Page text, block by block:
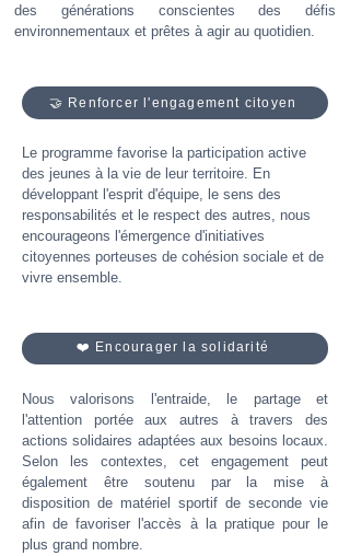
des générations conscientes des défis
environnementaux et prêtes à agir au quotidien.
🤝 Renforcer l'engagement citoyen
Le programme favorise la participation active
des jeunes à la vie de leur territoire. En
développant l'esprit d'équipe, le sens des
responsabilités et le respect des autres, nous
encourageons l'émergence d'initiatives
citoyennes porteuses de cohésion sociale et de
vivre ensemble.
❤️ Encourager la solidarité
Nous valorisons l'entraide, le partage et
l'attention portée aux autres à travers des
actions solidaires adaptées aux besoins locaux.
Selon les contextes, cet engagement peut
également être soutenu par la mise à
disposition de matériel sportif de seconde vie
afin de favoriser l'accès à la pratique pour le
plus grand nombre.